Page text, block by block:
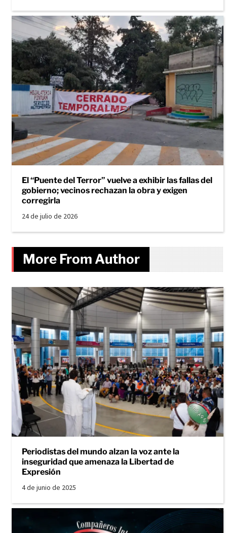
El “Puente del Terror” vuelve a exhibir las fallas del
gobierno; vecinos rechazan la obra y exigen
corregirla
24 de julio de 2026
More From Author
Periodistas del mundo alzan la voz ante la
inseguridad que amenaza la Libertad de
Expresión
4 de junio de 2025